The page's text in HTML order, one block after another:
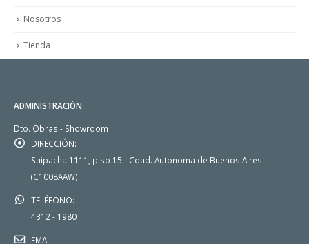
Nosotros
Tienda
ADMINISTRACIÓN
Dto. Obras - Showroom
DIRECCIÓN:
Suipacha 1111, piso 15 - Cdad. Autonoma de Buenos Aires
(C1008AAW)
TELÉFONO:
4312 - 1980
EMAIL: